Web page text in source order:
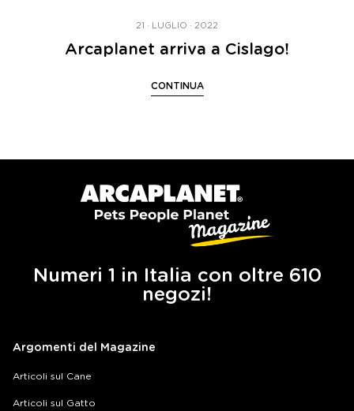
21 · LUGLIO · 2022
Arcaplanet arriva a Cislago!
CONTINUA
Numeri 1 in Italia con oltre 610
negozi!
Argomenti del Magazine
Articoli sul Cane
Articoli sul Gatto